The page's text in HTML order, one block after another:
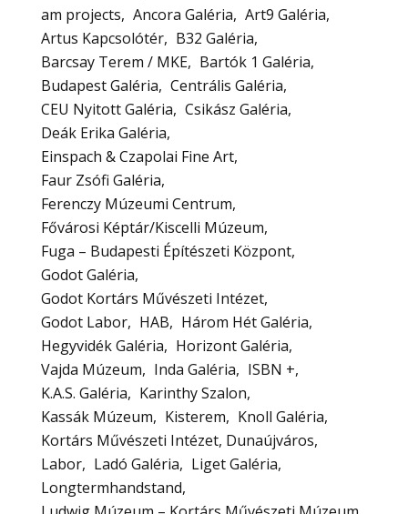
am projects
Ancora Galéria
Art9 Galéria
Artus Kapcsolótér
B32 Galéria
Barcsay Terem / MKE
Bartók 1 Galéria
Budapest Galéria
Centrális Galéria
CEU Nyitott Galéria
Csikász Galéria
Deák Erika Galéria
Einspach & Czapolai Fine Art
Faur Zsófi Galéria
Ferenczy Múzeumi Centrum
Fővárosi Képtár/Kiscelli Múzeum
Fuga – Budapesti Építészeti Központ
Godot Galéria
Godot Kortárs Művészeti Intézet
Godot Labor
HAB
Három Hét Galéria
Hegyvidék Galéria
Horizont Galéria
Vajda Múzeum
Inda Galéria
ISBN +
K.A.S. Galéria
Karinthy Szalon
Kassák Múzeum
Kisterem
Knoll Galéria
Kortárs Művészeti Intézet, Dunaújváros
Labor
Ladó Galéria
Liget Galéria
Longtermhandstand